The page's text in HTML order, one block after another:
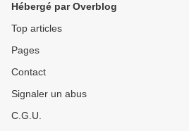
Hébergé par Overblog
Top articles
Pages
Contact
Signaler un abus
C.G.U.